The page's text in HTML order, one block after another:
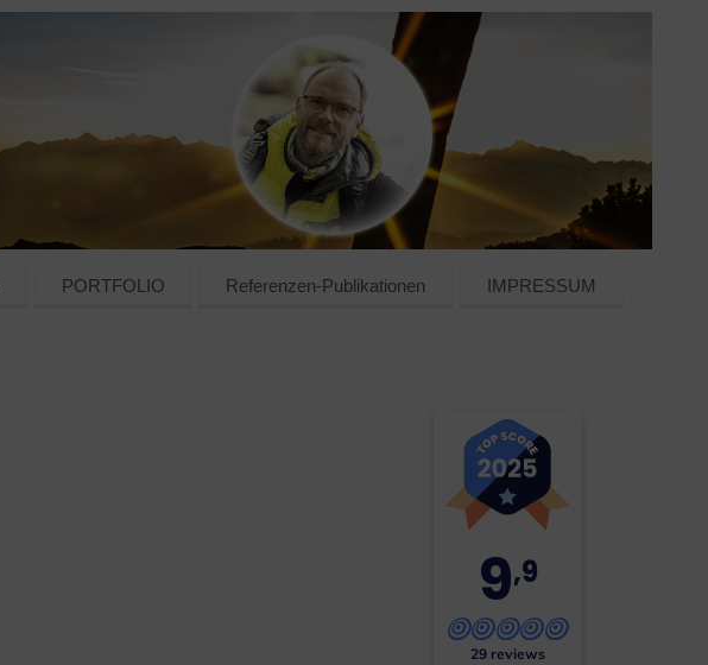
PORTFOLIO Referenzen-Publikationen IMPRESSUM
9,9
29 reviews